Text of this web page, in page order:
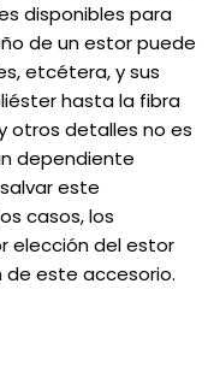
disponibles para
de un estor puede
etcétera, y sus
hasta la fibra
otros detalles no es
dependiente
este
casos, los
elección del estor
este accesorio.